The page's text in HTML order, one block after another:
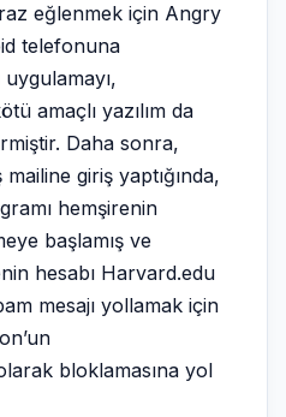
eğlenmek için Angry
telefonuna
amaçlı yazılım da
Daha sonra,
giriş yaptığında,
hemşirenin
başlamış ve
hesabı Harvard.edu
mesajı yollamak için
bloklamasına yol